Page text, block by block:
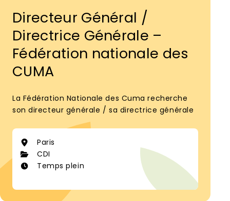
Directeur Général /
Directrice Générale –
Fédération nationale des
CUMA
La Fédération Nationale des Cuma recherche
son directeur générale / sa directrice générale
Paris
CDI
Temps plein